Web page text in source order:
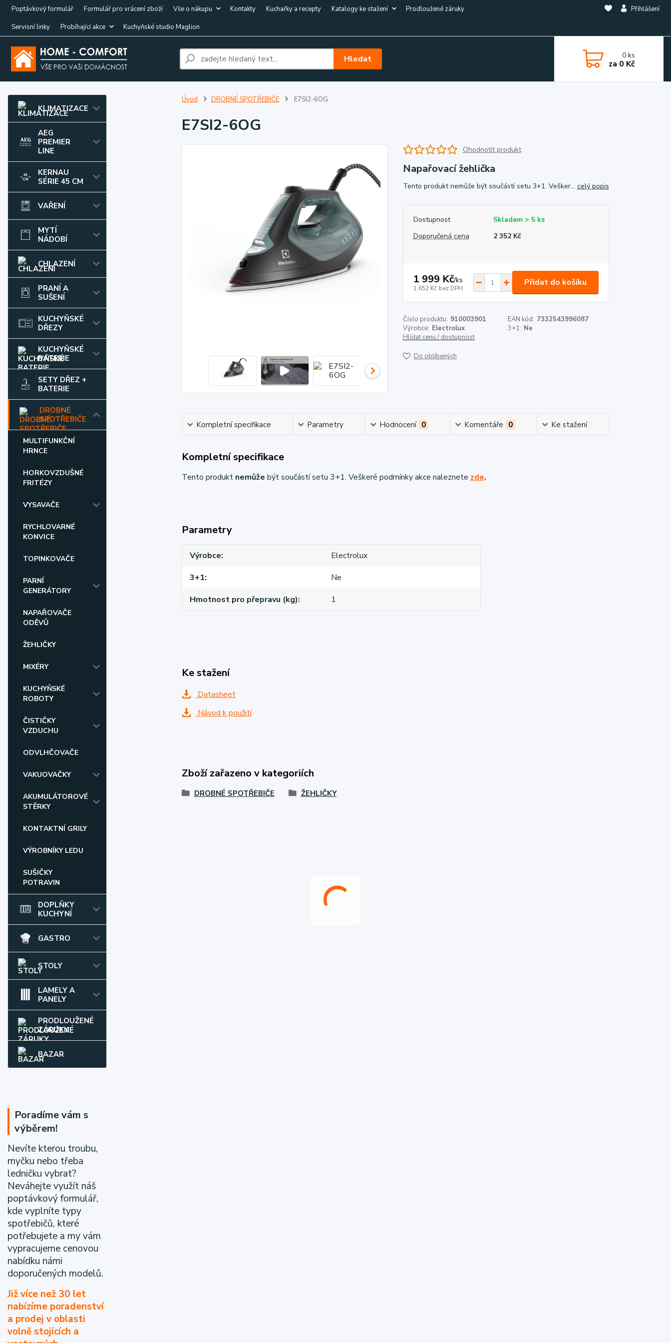
Poptávkový formulář Formulář pro vrácení zboží Vše o nákupu Kontakty Kuchařky a recepty Katalogy ke stažení
Prodloužené záruky
Servisní linky
Probíhající akce Kuchyňské studio Maglion
Přihlášení
Hledat 0 ks
za 0 Kč
KLIMATIZACE
AEG
PREMIER
LINE
KERNAU
SÉRIE 45 CM
VAŘENÍ
MYTÍ
NÁDOBÍ
CHLAZENÍ
PRANÍ A
SUŠENÍ
KUCHYŇSKÉ
DŘEZY
KUCHYŇSKÉ
BATERIE
SETY DŘEZ +
BATERIE
DROBNÉ
SPOTŘEBIČE
MULTIFUNKČNÍ
HRNCE
HORKOVZDUŠNÉ
FRITÉZY
VYSAVAČE
RYCHLOVARNÉ
KONVICE
TOPINKOVAČE
PARNÍ
GENERÁTORY
NAPAŘOVAČE
ODĚVŮ
ŽEHLIČKY
MIXÉRY
KUCHYŇSKÉ
ROBOTY
ČISTIČKY
VZDUCHU
ODVLHČOVAČE
VAKUOVAČKY
AKUMULÁTOROVÉ
STĚRKY
KONTAKTNÍ GRILY
VÝROBNÍKY LEDU
SUŠIČKY
POTRAVIN
DOPLŇKY
KUCHYNÍ
GASTRO
STOLY
LAMELY A
PANELY
PRODLOUŽENÉ
ZÁRUKY
BAZAR
Poradíme vám s
výběrem!
Nevíte kterou troubu,
myčku nebo třeba
ledničku vybrat?
Neváhejte využít náš
poptávkový formulář,
kde vyplníte typy
spotřebičů, které
potřebujete a my vám
vypracujeme cenovou
nabídku námi
doporučených modelů.
Již více než 30 let
nabízíme poradenství
a prodej v oblasti
volně stojících a
Úvod DROBNÉ SPOTŘEBIČE E7SI2-6OG
E7SI2-6OG
Ohodnotit produkt
Napařovací žehlička
Tento produkt nemůže být součástí setu 3+1. Vešker... celý popis
Dostupnost
Skladem > 5 ks
Doporučená cena
2 352 Kč
1 999 Kč/ks
1 652 Kč bez DPH
Přidat do košíku
Číslo produktu: 910003901 EAN kód: 7332543996087
Výrobce: Electrolux 3+1: Ne
Hlídat cenu / dostupnost
Do oblíbených
Kompletní specifikace Parametry Hodnocení 0 Komentáře 0 Ke stažení
Kompletní specifikace
Tento produkt nemůže být součástí setu 3+1. Veškeré podmínky akce naleznete zde.
Parametry
Výrobce
Electrolux
3+1
Ne
Hmotnost pro přepravu (kg)
1
Ke stažení
Datasheet
Návod k použití
Zboží zařazeno v kategoriích
DROBNÉ SPOTŘEBIČE ŽEHLIČKY